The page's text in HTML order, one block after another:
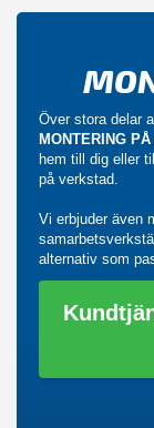
Över stora delar
MONTERING
hem till dig eller
på verkstad.
Vi erbjuder även
alternativ som